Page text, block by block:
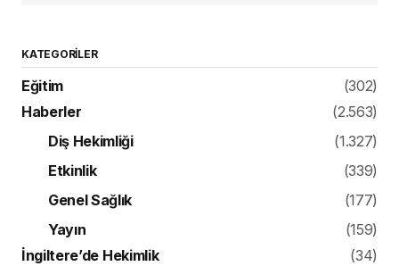
KATEGORILER
Eğitim
(302)
Haberler
(2.563)
Diş Hekimliği
(1.327)
Etkinlik
(339)
Genel Sağlık
(177)
Yayın
(159)
İngiltere’de Hekimlik
(34)